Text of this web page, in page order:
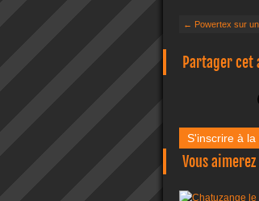
← Powertex sur
Partager
S'inscrire à
Vous